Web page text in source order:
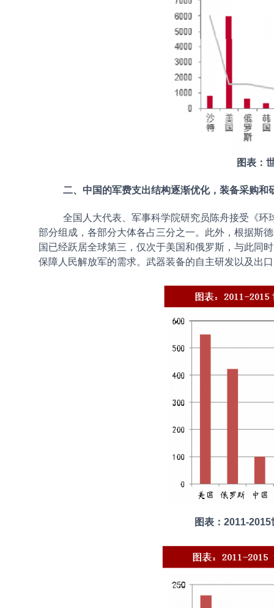
图表：
二、中国的军费支出结构逐渐优化，装备采购和
全国人大代表、军事科学院研究员陈舟接受《环球
部分组成，各部分大体各占三分之一。此外，根据斯
国已经跃居全球第三，仅次于美国和俄罗斯，与此同
保障人民解放军的需求。武器装备的自主研发以及出
图表：2011-